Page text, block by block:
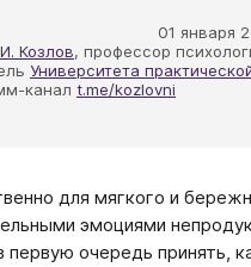
01 января
Козлов, профессор
Университета
канал t.me/kozlovni
для мягкого и
эмоциями
очередь принять,